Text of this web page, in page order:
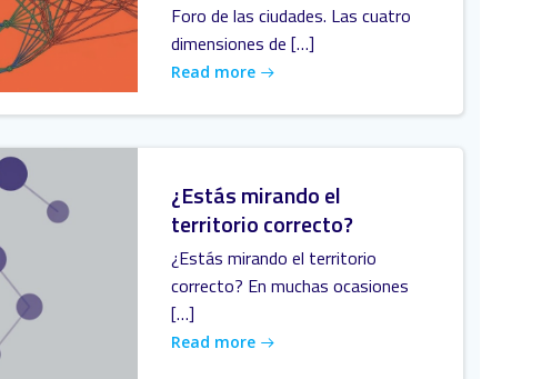
Foro de las ciudades. Las cuatro
dimensiones de […]
Read more
¿Estás mirando el
territorio correcto?
¿Estás mirando el territorio
correcto? En muchas ocasiones
[…]
Read more